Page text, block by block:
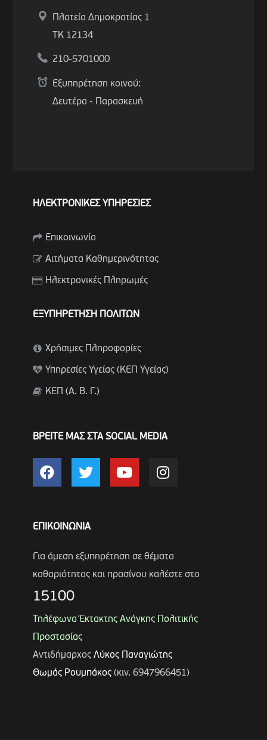
Πλατεία Δημοκρατίας 1
ΤΚ 12134
210-5701000
Εξυπηρέτηση κοινού:
Δευτέρα - Παρασκευή
ΗΛΕΚΤΡΟΝΙΚΕΣ ΥΠΗΡΕΣΙΕΣ
Επικοινωνία
Αιτήματα Καθημερινότητας
Ηλεκτρονικές Πληρωμές
ΕΞΥΠΗΡΕΤΗΣΗ ΠΟΛΙΤΩΝ
Χρήσιμες Πληροφορίες
Υπηρεσίες Υγείας (ΚΕΠ Υγείας)
ΚΕΠ (Α. Β. Γ.)
ΒΡΕΙΤΕ ΜΑΣ ΣΤΑ SOCIAL MEDIA
ΕΠΙΚΟΙΝΩΝΙΑ
Για άμεση εξυπηρέτηση σε θέματα
καθαριότητας και πρασίνου καλέστε στο
15100
Τηλέφωνα Έκτακτης Ανάγκης Πολιτικής
Προστασίας
Αντιδήμαρχος Λύκος Παναγιώτης
Θωμάς Ρουμπάκος(κιν. 6947966451)